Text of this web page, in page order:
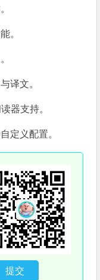
。
译文。
器支持。
定义配置。